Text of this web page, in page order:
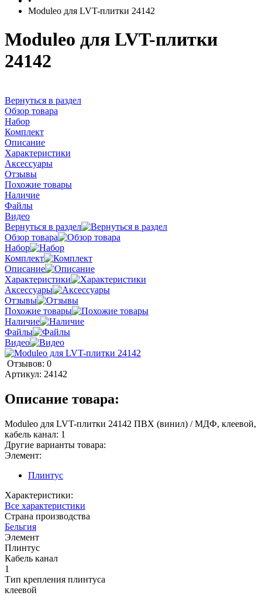
Moduleo для LVT-плитки 24142
Moduleo для LVT-плитки
24142
Вернуться в раздел
Обзор товара
Набор
Комплект
Описание
Характеристики
Аксессуары
Отзывы
Похожие товары
Наличие
Файлы
Видео
Вернуться в раздел
Обзор товара
Набор
Комплект
Описание
Характеристики
Аксессуары
Отзывы
Похожие товары
Наличие
Файлы
Видео
Отзывов: 0
Артикул: 24142
Описание товара:
Moduleo для LVT-плитки 24142 ПВХ (винил) / МДФ, клеевой,
кабель канал: 1
Другие варианты товара:
Элемент:
Плинтус
Характеристики:
Все характеристики
Страна производства
Бельгия
Элемент
Плинтус
Кабель канал
1
Тип крепления плинтуса
клеевой